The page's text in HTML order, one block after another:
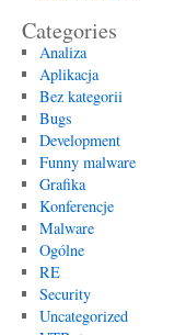
Categories
Analiza
Aplikacja
Bez kategorii
Bugs
Development
Funny malware
Grafika
Konferencje
Malware
Ogólne
RE
Security
Uncategorized